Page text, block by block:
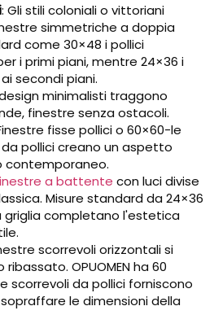
: Gli stili coloniali o vittoriani
simmetriche a doppia
come 30×48 i pollici
i primi piani, mentre 24×36 i
secondi piani.
minimalisti traggono
finestre senza ostacoli.
fisse pollici o 60×60-le
pollici creano un aspetto
a battente con luci divise
Misure standard da 24×36
griglia completano l'estetica
scorrevoli orizzontali si
OPUOMEN ha 60
scorrevoli da pollici forniscono
le dimensioni della